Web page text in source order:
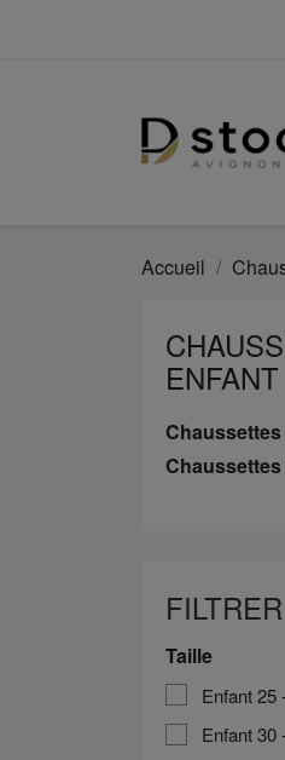
Accueil
ENFANT
Taille
Enfant 25
Enfant 30